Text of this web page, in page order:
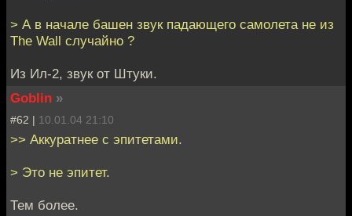
> А в начале башен звук падающего самолета не из
The Wall случайно ?
Из Ил-2, звук от Штуки.
Goblin »
#62 | 10.01.04 21:10
>> Аккуратнее с эпитетами.
> Это не эпитет.
Тем более.